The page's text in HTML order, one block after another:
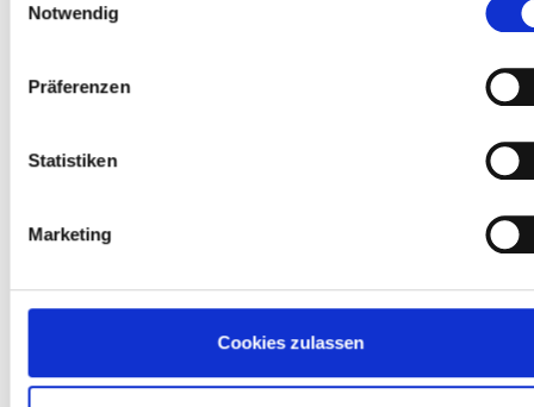
Notwendig
Präferenzen
Statistiken
Marketing
Cookies zulassen
. Lagerartikel lieferbar in 1-3